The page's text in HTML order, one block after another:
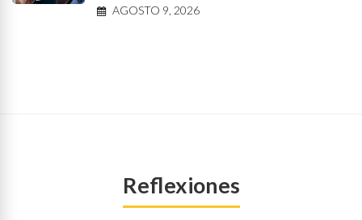
AGOSTO 9, 2026
Reflexiones